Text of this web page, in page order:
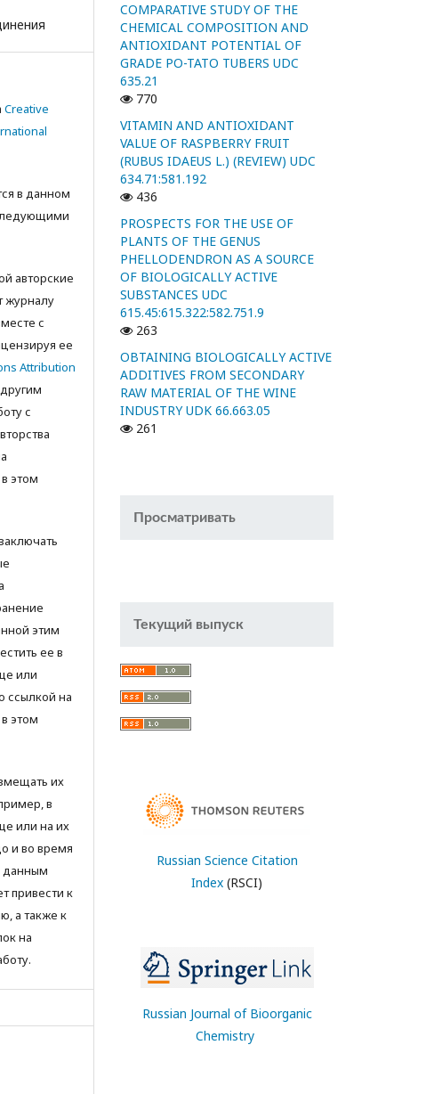
Creative
в данном
авторские
журналу
с
ее
Attribution
с
этом
этим
ее в
или
ссылкой на
этом
их
в
или на их
и во время
данным
привести к
а также к
на
COMPARATIVE STUDY OF THE
CHEMICAL COMPOSITION AND
ANTIOXIDANT POTENTIAL OF
GRADE PO-TATO TUBERS UDC
635.21
770
VITAMIN AND ANTIOXIDANT
VALUE OF RASPBERRY FRUIT
(RUBUS IDAEUS L.) (REVIEW) UDC
634.71:581.192
436
PROSPECTS FOR THE USE OF
PLANTS OF THE GENUS
PHELLODENDRON AS A SOURCE
OF BIOLOGICALLY ACTIVE
SUBSTANCES UDC
615.45:615.322:582.751.9
263
OBTAINING BIOLOGICALLY ACTIVE
ADDITIVES FROM SECONDARY
RAW MATERIAL OF THE WINE
INDUSTRY UDK 66.663.05
261
Просматривать
Текущий выпуск
Russian Science Citation
Index (RSCI)
Russian Journal of Bioorganic
Chemistry